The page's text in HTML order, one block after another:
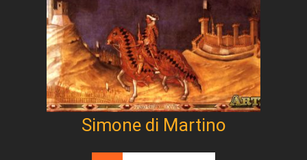
Simone di Martino